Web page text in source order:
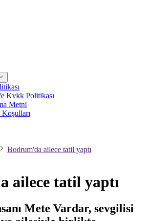
Kvkk Politikası
Metni
Bodrum'da ailece tatil yaptı
ailece tatil yaptı
Mete Vardar, sevgilisi